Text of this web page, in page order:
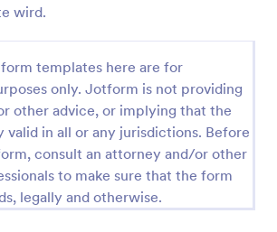
wird.
templates here are for
only. Jotform is not providing
other advice, or implying that the
valid in all or any jurisdictions. Before
consult an attorney and/or other
to make sure that the form
legally and otherwise.
Vorlage verwenden
Vorschau